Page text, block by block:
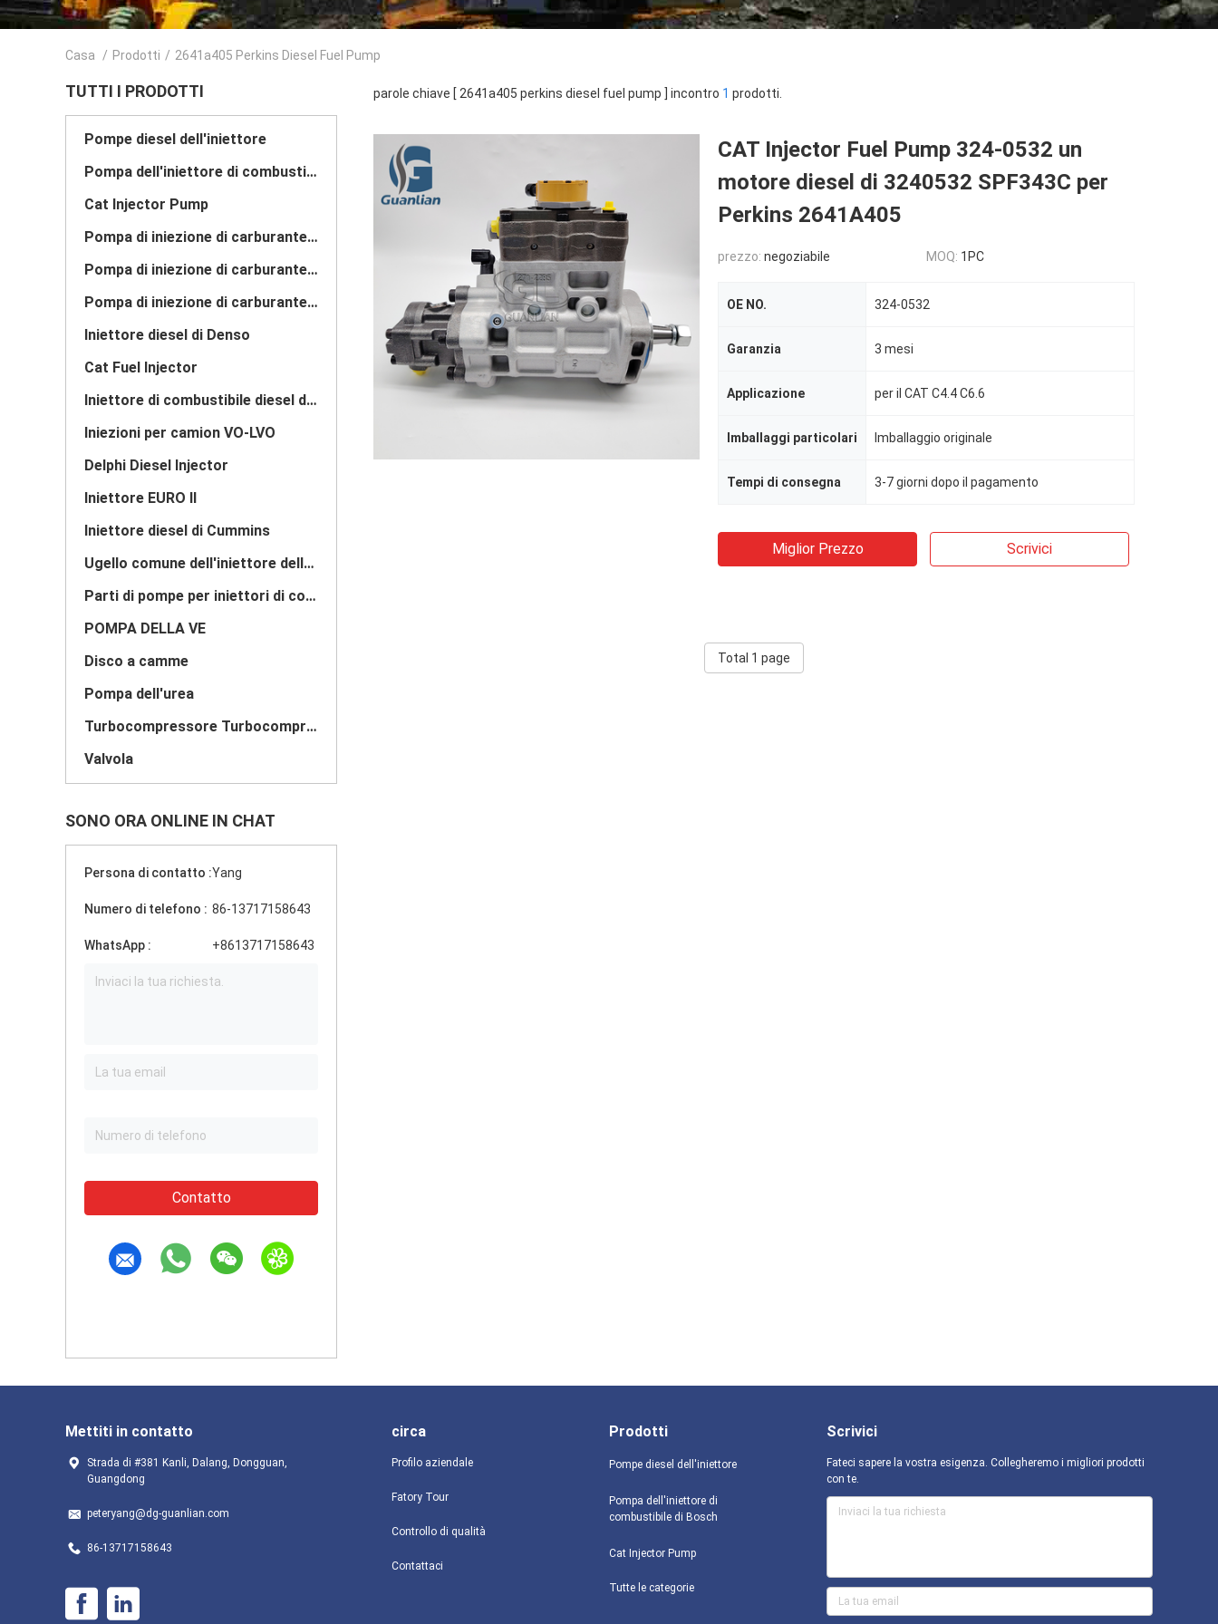
Casa / Prodotti / 2641a405 Perkins Diesel Fuel Pump
TUTTI I PRODOTTI
Pompe diesel dell'iniettore
Pompa dell'iniettore di combustibile di Bosch
Cat Injector Pump
Pompa di iniezione di carburante di Denso
Pompa di iniezione di carburante di Delfi
Pompa di iniezione di carburante di Yanmar
Iniettore diesel di Denso
Cat Fuel Injector
Iniettore di combustibile diesel di Bosch
Iniezioni per camion VO-LVO
Delphi Diesel Injector
Iniettore EURO II
Iniettore diesel di Cummins
Ugello comune dell'iniettore della ferrovia
Parti di pompe per iniettori di combustibile
POMPA DELLA VE
Disco a camme
Pompa dell'urea
Turbocompressore Turbocompressore
Valvola
SONO ORA ONLINE IN CHAT
Persona di contatto :Yang
Numero di telefono : 86-13717158643
WhatsApp : +8613717158643
Contatto
parole chiave [ 2641a405 perkins diesel fuel pump ] incontro 1 prodotti.
CAT Injector Fuel Pump 324-0532 un
motore diesel di 3240532 SPF343C per
Perkins 2641A405
prezzo: negoziabile MOQ: 1PC
OE NO. 324-0532
Garanzia 3 mesi
Applicazione per il CAT C4.4 C6.6
Imballaggi particolari Imballaggio originale
Tempi di consegna 3-7 giorni dopo il pagamento
Miglior Prezzo Scrivici
Total 1 page
Mettiti in contatto
Strada di #381 Kanli, Dalang, Dongguan,
Guangdong
peteryang@dg-guanlian.com
86-13717158643
circa
Profilo aziendale
Fatory Tour
Controllo di qualità
Contattaci
Prodotti
Pompe diesel dell'iniettore
Pompa dell'iniettore di
combustibile di Bosch
Cat Injector Pump
Tutte le categorie
Scrivici
Fateci sapere la vostra esigenza. Collegheremo i migliori prodotti
con te.